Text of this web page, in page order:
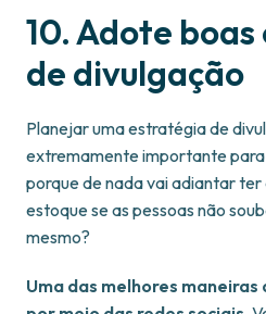
10. Adote
de divulgação
Planejar uma estratégia de
extremamente importante para
porque de nada vai adiantar ter
estoque se as pessoas não
mesmo?
Uma das melhores maneiras